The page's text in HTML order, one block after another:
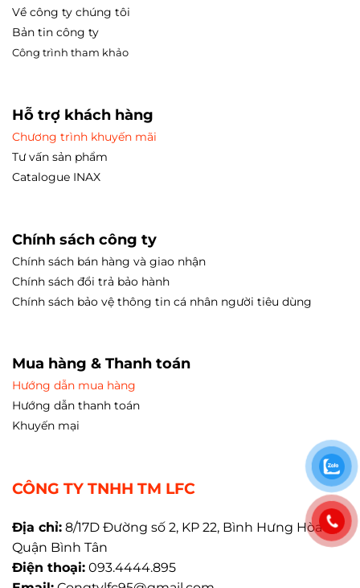
Về công ty chúng tôi
Bản tin công ty
Công trình tham khảo
Hỗ trợ khách hàng
Chương trình khuyến mãi
Tư vấn sản phẩm
Catalogue INAX
Chính sách công ty
Chính sách bán hàng và giao nhận
Chính sách đổi trả bảo hành
Chính sách bảo vệ thông tin cá nhân người tiêu dùng
Mua hàng & Thanh toán
Hướng dẫn mua hàng
Hướng dẫn thanh toán
Khuyến mại
CÔNG TY TNHH TM LFC
Địa chỉ: 8/17D Đường số 2, KP 22, Bình Hưng Hòa A,
Quận Bình Tân
Điện thoại: 093.4444.895